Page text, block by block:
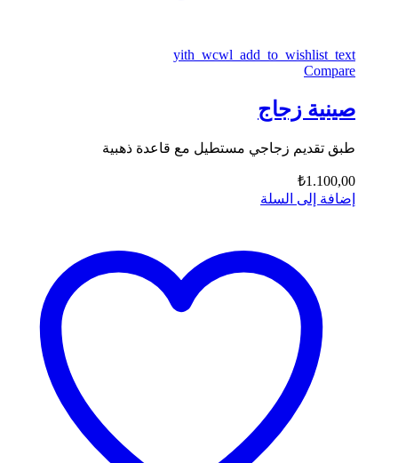
yith_wcwl_add_to_wishlist_text
Compare
صينية زجاج
طبق تقديم زجاجي مستطيل مع قاعدة ذهبية
₺1.100,00
إضافة إلى السلة